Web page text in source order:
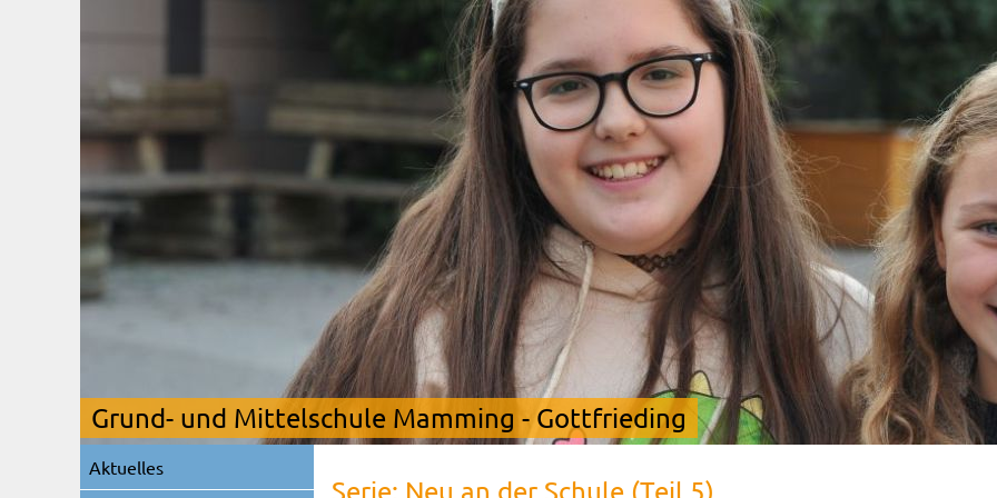
Grund- und Mittelschule Mamming - Gottfrieding
Serie: Neu an der Schule (Teil 5)
Navigation
überspringen
Aktuelles